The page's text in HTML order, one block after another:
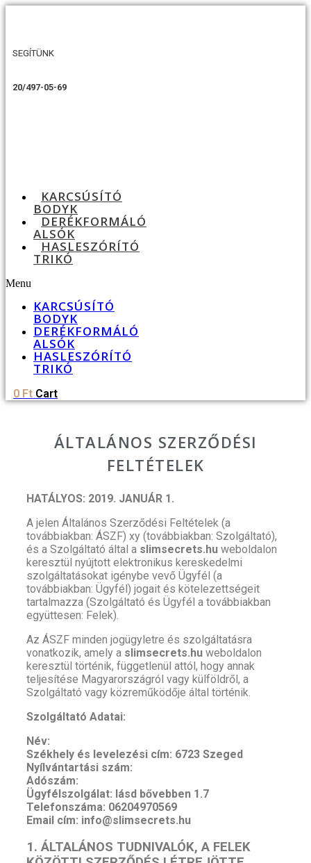
SEGÍTÜNK
20/497-05-69
KARCSÚSÍTÓ
BODYK
DERÉKFORMÁLÓ
ALSÓK
HASLESZÓRÍTÓ
TRIKÓ
Menu
KARCSÚSÍTÓ
BODYK
DERÉKFORMÁLÓ
ALSÓK
HASLESZÓRÍTÓ
TRIKÓ
0 Ft Cart
ÁLTALÁNOS SZERZŐDÉSI
FELTÉTELEK
HATÁLYOS: 2019. JANUÁR 1.
A jelen Általános Szerződési Feltételek (a
továbbiakban: ÁSZF) xy (továbbiakban: Szolgáltató),
és a Szolgáltató által a slimsecrets.hu weboldalon
keresztül nyújtott elektronikus kereskedelmi
szolgáltatásokat igénybe vevő Ügyfél (a
továbbiakban: Ügyfél) jogait és kötelezettségeit
tartalmazza (Szolgáltató és Ügyfél a továbbiakban
együttesen: Felek).
Az ÁSZF minden jogügyletre és szolgáltatásra
vonatkozik, amely a slimsecrets.hu weboldalon
keresztül történik, függetlenül attól, hogy annak
teljesítése Magyarországról vagy külföldről, a
Szolgáltató vagy közreműködője által történik.
Szolgáltató Adatai:
Név:
Székhely és levelezési cím: 6723 Szeged
Nyílvántartási szám:
Adószám:
Ügyfélszolgálat: lásd bővebben 1.7
Telefonszáma: 06204970569
Email cím: info@slimsecrets.hu
1. ÁLTALÁNOS TUDNIVALÓK, A FELEK